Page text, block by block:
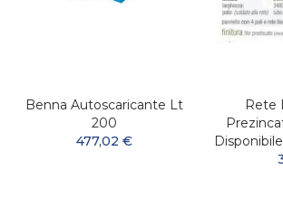
Benna Autoscaricante Lt
200
477,02 €
Rete